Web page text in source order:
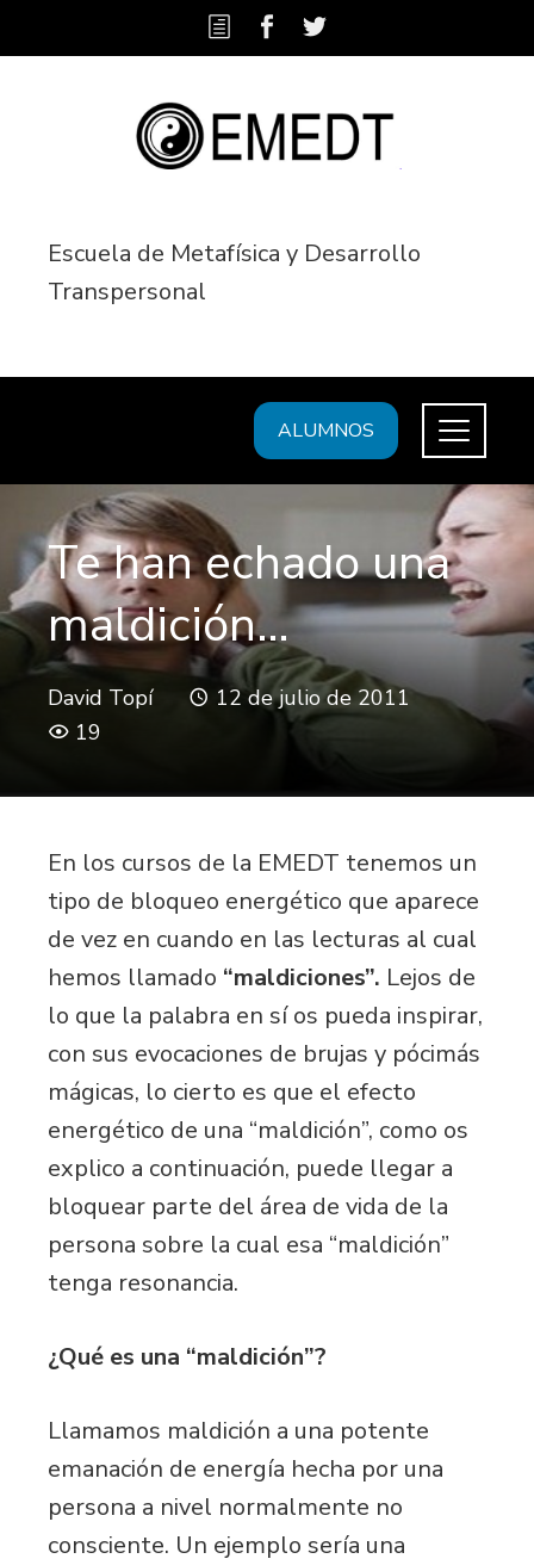
Escuela de Metafísica y Desarrollo
Transpersonal
ALUMNOS
Te han echado una
maldición…
David Topí
12 de julio de 2011
19
En los cursos de la EMEDT tenemos un
tipo de bloqueo energético que aparece
de vez en cuando en las lecturas al cual
hemos llamado “maldiciones”. Lejos de
lo que la palabra en sí os pueda inspirar,
con sus evocaciones de brujas y pócimás
mágicas, lo cierto es que el efecto
energético de una “maldición”, como os
explico a continuación, puede llegar a
bloquear parte del área de vida de la
persona sobre la cual esa “maldición”
tenga resonancia.
¿Qué es una “maldición”?
Llamamos maldición a una potente
emanación de energía hecha por una
persona a nivel normalmente no
consciente. Un ejemplo sería una